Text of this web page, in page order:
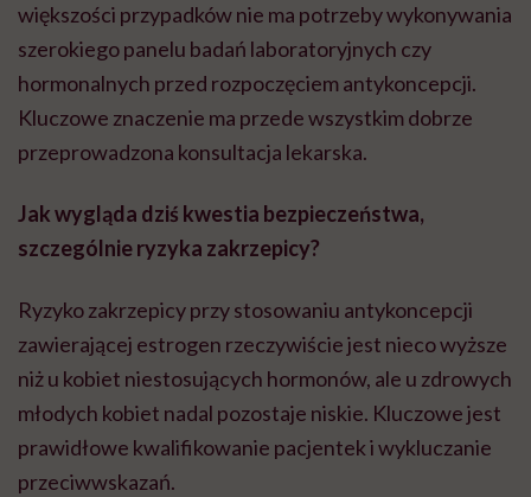
większości przypadków nie ma potrzeby wykonywania
szerokiego panelu badań laboratoryjnych czy
hormonalnych przed rozpoczęciem antykoncepcji.
Kluczowe znaczenie ma przede wszystkim dobrze
przeprowadzona konsultacja lekarska.
Jak wygląda dziś kwestia bezpieczeństwa,
szczególnie ryzyka zakrzepicy?
Ryzyko zakrzepicy przy stosowaniu antykoncepcji
zawierającej estrogen rzeczywiście jest nieco wyższe
niż u kobiet niestosujących hormonów, ale u zdrowych
młodych kobiet nadal pozostaje niskie. Kluczowe jest
prawidłowe kwalifikowanie pacjentek i wykluczanie
przeciwwskazań.